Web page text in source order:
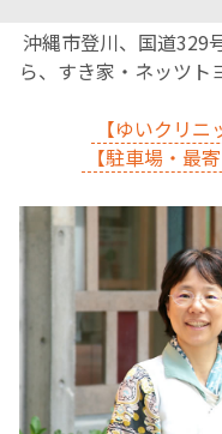
沖縄市登川、国道329
ら、すき家・ネッツト
【ゆいクリ
【駐車場・最